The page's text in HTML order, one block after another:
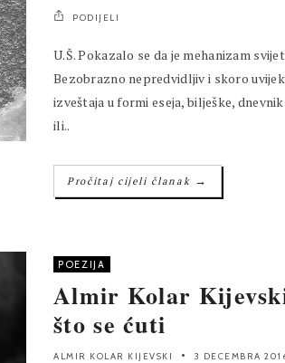
PODIJELI
U.Š. Pokazalo se da je mehanizam
Bezobrazno nepredvidljiv i skoro
izveštaja u formi eseja, bilješke,
ili..
Pročitaj cijeli članak →
POEZIJA
Almir Kolar
što se ćuti
ALMIR KOLAR KIJEVSKI 3 DECEMBRA